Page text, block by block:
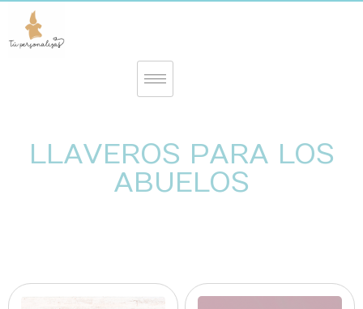
LLAVEROS PARA LOS
ABUELOS